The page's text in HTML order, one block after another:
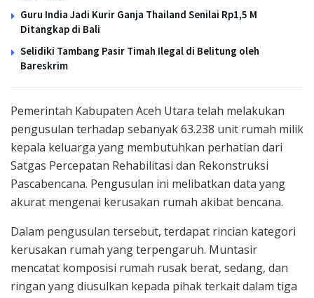
Guru India Jadi Kurir Ganja Thailand Senilai Rp1,5 M
Ditangkap di Bali
Selidiki Tambang Pasir Timah Ilegal di Belitung oleh
Bareskrim
Pemerintah Kabupaten Aceh Utara telah melakukan
pengusulan terhadap sebanyak 63.238 unit rumah milik
kepala keluarga yang membutuhkan perhatian dari
Satgas Percepatan Rehabilitasi dan Rekonstruksi
Pascabencana. Pengusulan ini melibatkan data yang
akurat mengenai kerusakan rumah akibat bencana.
Dalam pengusulan tersebut, terdapat rincian kategori
kerusakan rumah yang terpengaruh. Muntasir
mencatat komposisi rumah rusak berat, sedang, dan
ringan yang diusulkan kepada pihak terkait dalam tiga